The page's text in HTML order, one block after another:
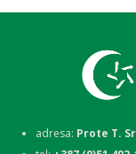
adresa: Prote T.